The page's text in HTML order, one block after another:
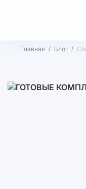
Главная Блог